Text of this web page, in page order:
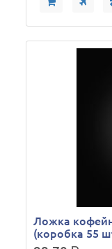
Ложка
(коробка 55